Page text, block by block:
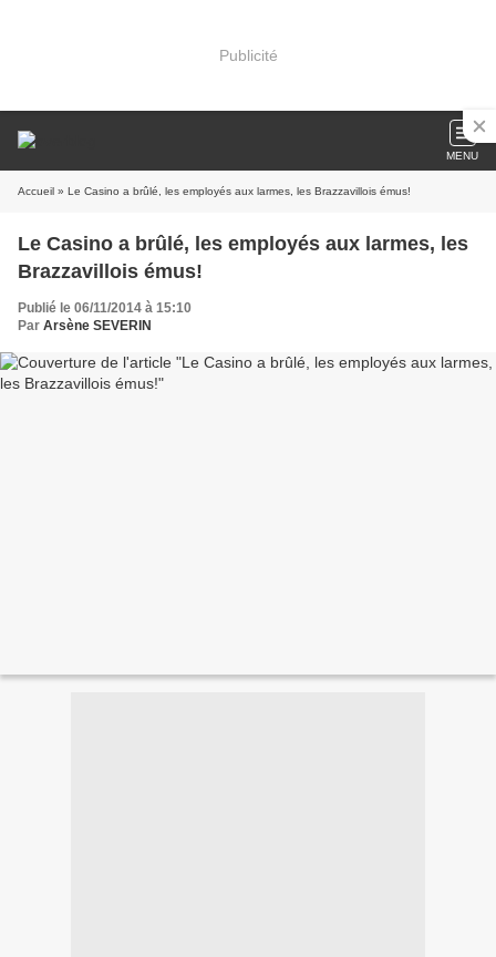
Publicité
MENU
Accueil » Le Casino a brûlé, les employés aux larmes, les Brazzavillois émus!
Le Casino a brûlé, les employés aux larmes, les
Brazzavillois émus!
Publié le 06/11/2014 à 15:10
Par Arsène SEVERIN